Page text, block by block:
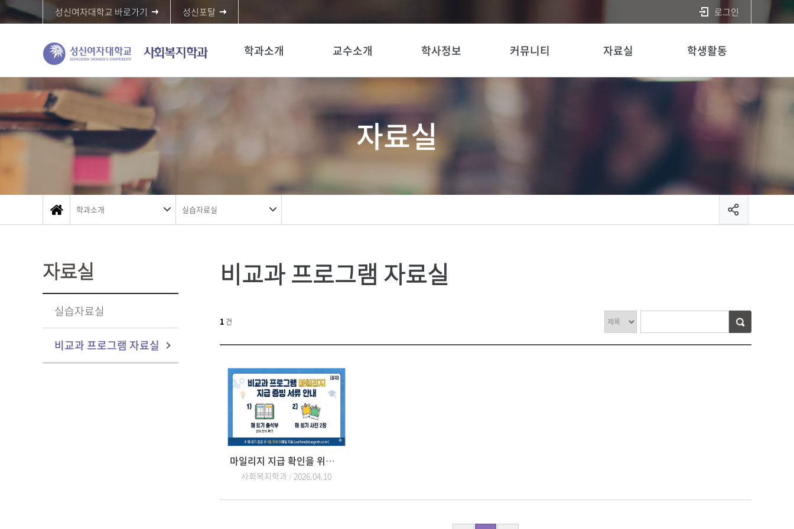
성신여자대학교 바로가기 성신포탈 로그인
학과소개 교수소개 학사정보 커뮤니티 자료실 학생활동
자료실
학과소개 실습자료실
자료실
실습자료실
비교과 프로그램 자료실
비교과 프로그램 자료실
1 건
마일리지 지급 확인을 위한 서류
사회복지학과 2026.04.10